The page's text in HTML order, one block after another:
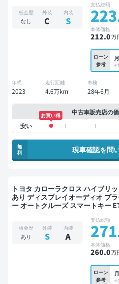
板金歴
なし
外装
C
内装
S
支払総額
223
本体価格
212.0万
ローン
参考
※
年式
2023
走行距離
4.6万km
車検
28年6月
中古車販売店の
お買い得
無
料
現車確認を問
トヨタ カローラクロス ハイブリッド Z 禁煙車 整備
あり ディスプレイオーディオ ブ
ー オートクルーズ スマートキー
板金歴
あり
外装
S
内装
A
支払総額
271
本体価格
260.0万
ローン
参考
※